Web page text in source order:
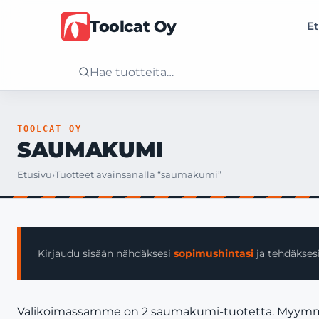
Toolcat Oy
Tuotteet
Yritys
TOOLCAT OY
SAUMAKUMI
Etusivu›Tuotteet avainsanalla “saumakumi”
Kirjaudu sisään nähdäksesi sopimushintasi ja
Valikoimassamme on 2 saumakumi-tuotetta.